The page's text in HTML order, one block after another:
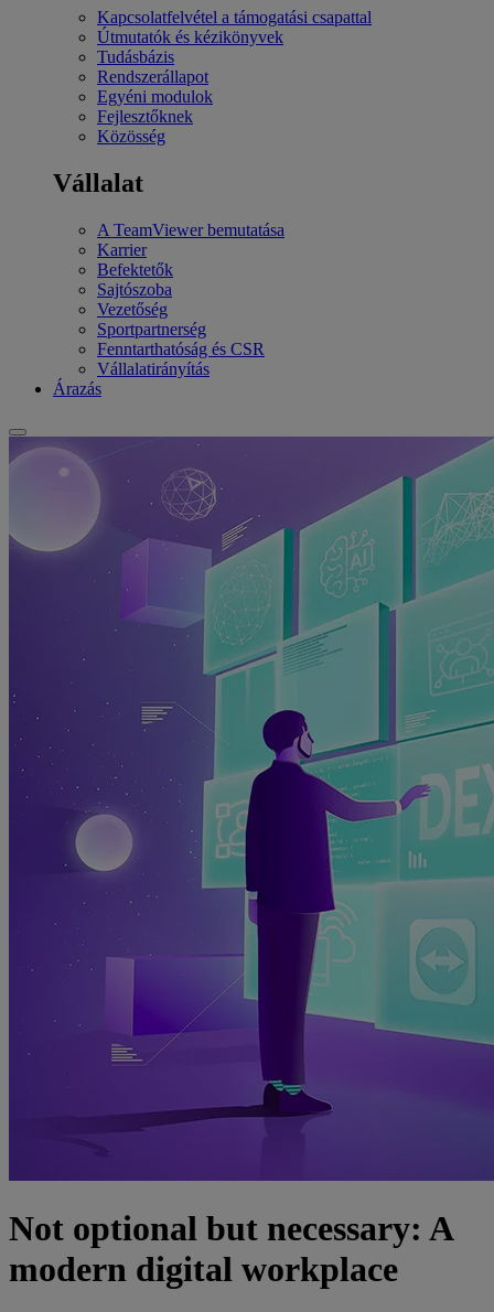
Kapcsolatfelvétel a támogatási csapattal
Útmutatók és kézikönyvek
Tudásbázis
Rendszerállapot
Egyéni modulok
Fejlesztőknek
Közösség
Vállalat
A TeamViewer bemutatása
Karrier
Befektetők
Sajtószoba
Vezetőség
Sportpartnerség
Fenntarthatóság és CSR
Vállalatirányítás
Árazás
Not optional but necessary: A
modern digital workplace